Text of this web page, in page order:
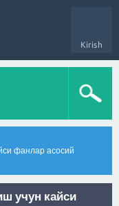
Kirish
фанлар асосий
учун кайси